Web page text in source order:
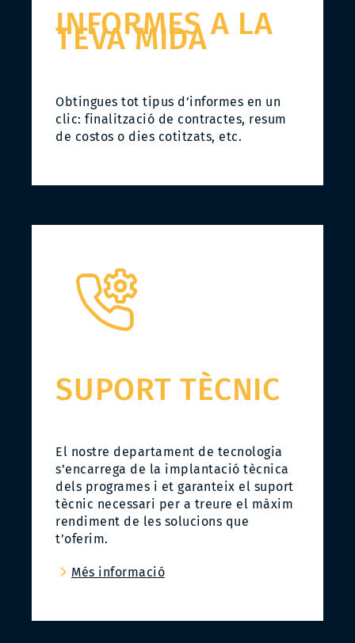
INFORMES A LA
TEVA MIDA
Obtingues tot tipus d’informes en un
clic: finalització de contractes, resum
de costos o dies cotitzats, etc.
SUPORT TÈCNIC
El nostre departament de tecnologia
s’encarrega de la implantació tècnica
dels programes i et garanteix el suport
tècnic necessari per a treure el màxim
rendiment de les solucions que
t’oferim.
Més informació